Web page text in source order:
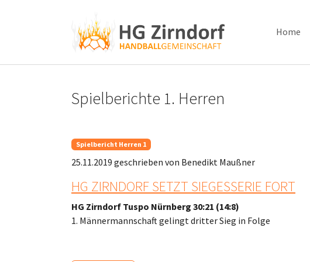
Home
Spielberichte 1. Herren
Spielbericht Herren 1
25.11.2019 geschrieben von Benedikt Maußner
HG ZIRNDORF SETZT SIEGESSERIE FORT
HG Zirndorf Tuspo Nürnberg 30:21 (14:8)
1. Männermannschaft gelingt dritter Sieg in Folge